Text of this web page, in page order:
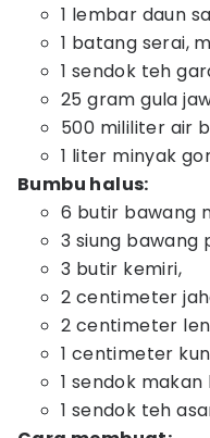
1 lembar daun
1 batang serai,
1 sendok teh
25 gram gula
500 mililiter air
1 liter minyak
Bumbu halus:
6 butir bawang
3 siung bawang
3 butir kemiri,
2 centimeter
2 centimeter
1 centimeter
1 sendok
1 sendok teh